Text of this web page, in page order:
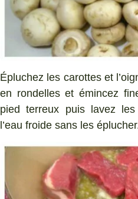
Épluchez les carottes et
en rondelles et émincez
pied terreux puis lavez
l’eau froide sans les